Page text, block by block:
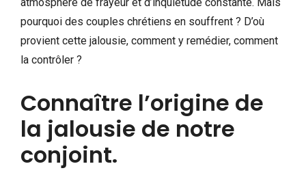
pourquoi des couples chrétiens en souffrent ? D’où
provient cette jalousie, comment y remédier, comment
la contrôler ?
Connaître l’origine de
la jalousie de notre
conjoint.